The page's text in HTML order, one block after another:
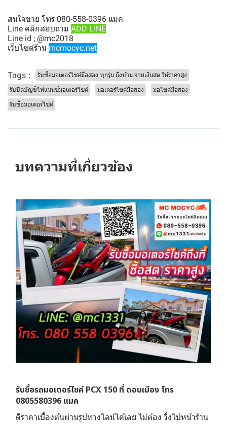
สนใจขาย โทร 080-558-0396 แมค
Line คลิกสอบถาม ADD LINE
Line id ; @mc2018
เว็บไซต์ร้าน mcmocyc.net
Tags : รับซื้อมอเตอร์ไซค์มือสอง ทุกรุ่น ถึงบ้าน จ่ายเงินสด ให้ราคาสูง
รับปิดบัญชีไฟแนนซ์มอเตอร์ไซค์ มอเตอร์ไซค์มือสอง มอไซค์มือสอง
รับซื้อมอเตอร์ไซค์
บทความที่เกี่ยวข้อง
รับซื้อรถมอเตอร์ไซค์ PCX 150 ที่ ดอนเมือง โทร
0805580396 แมค
ตีราคาเบื้องต้นผ่านรูปทางไลน์ได้เลย ไม่ต้อง วิ่งไปหน้าร้าน